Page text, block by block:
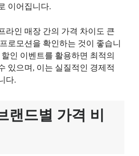
이어집니다.
라인 매장 간의 가격 차이도 큰
로모션을 확인하는 것이 좋습니
인 이벤트를 활용하면 최적의
있으며, 이는 실질적인 경제적
다.
랜드별 가격 비